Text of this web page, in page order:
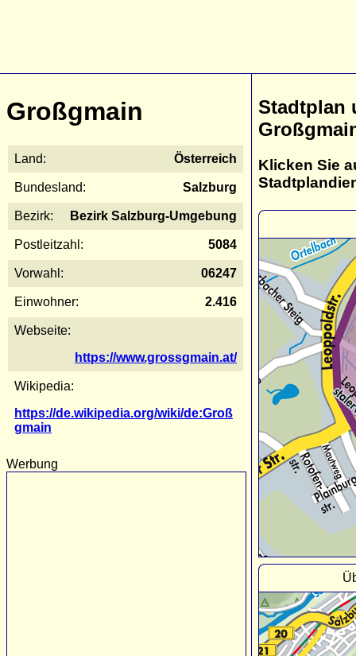
Großgmain
Land: Österreich
Bundesland: Salzburg
Bezirk: Bezirk Salzburg-Umgebung
Postleitzahl: 5084
Vorwahl: 06247
Einwohner: 2.416
Webseite:
https://www.grossgmain.at/
Wikipedia:
https://de.wikipedia.org/wiki/de:Groß
gmain
Werbung
Stadtplan
Klicken Sie